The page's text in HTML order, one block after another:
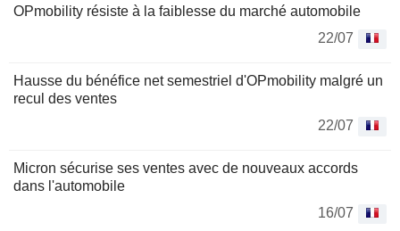
OPmobility résiste à la faiblesse du marché automobile
22/07
Hausse du bénéfice net semestriel d'OPmobility malgré un
recul des ventes
22/07
Micron sécurise ses ventes avec de nouveaux accords
dans l'automobile
16/07